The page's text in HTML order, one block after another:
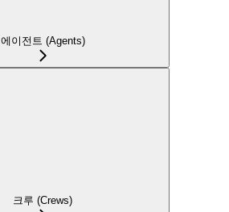
에이전트 (Agents)
크루 (Crews)